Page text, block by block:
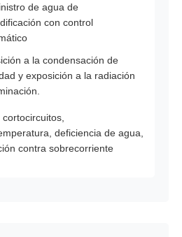
de agua de
con control
a la condensación de
y exposición a la radiación
deficiencia de agua,
contra sobrecorriente